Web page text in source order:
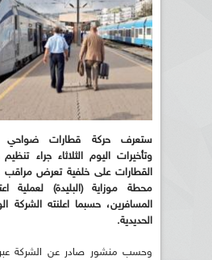
ستعرف حركة قطارات ضواحي
وتأخيرات اليوم الثلاثاء جراء
القطارات على خلفية تعرض
محطة موزاية (البليدة)
المسافرين، حسبما اعلنته الشركة
الحديدية.
وحسب منشور صادر عن الشركة